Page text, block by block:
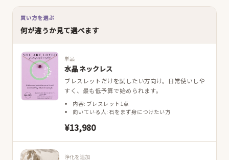
買い方を選ぶ
何が違うか見て選べます
単品
水晶 ネックレス
ブレスレットだけを試したい方向け。日常使いしや
すく、最も低予算で始められます。
内容: ブレスレット1点
向いている人: 石をまず身につけたい方
¥13,980
浄化を追加